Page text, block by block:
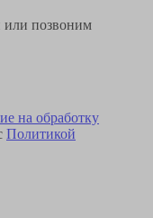
или позвоним
на обработку
Политикой